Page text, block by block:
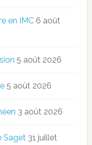
en IMC 6 août
5 août 2026
5 août 2026
3 août 2026
Saget 31 juillet